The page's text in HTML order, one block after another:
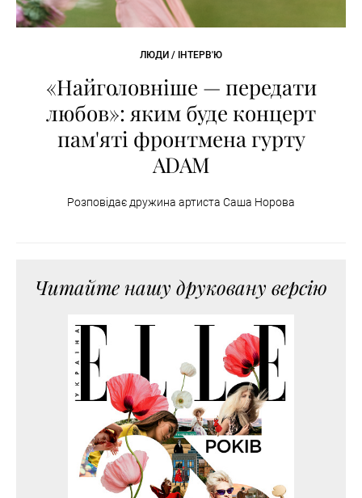
ЛЮДИ / ІНТЕРВ'Ю
«Найголовніше — передати
любов»: яким буде концерт
пам'яті фронтмена гурту
ADAM
Розповідає дружина артиста Саша Норова
Читайте нашу друковану версію